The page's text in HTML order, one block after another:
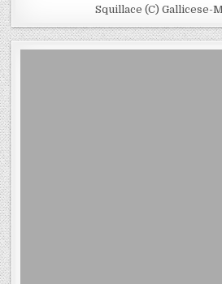
Squillace (C) Gallicese-